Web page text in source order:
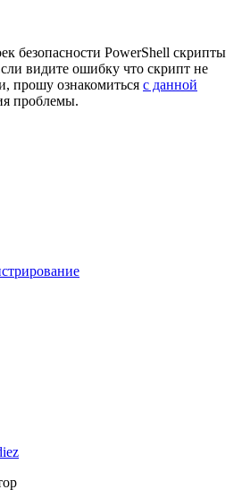
безопасности PowerShell скрипты
видите ошибку что скрипт не
прошу ознакомиться с данной
проблемы.